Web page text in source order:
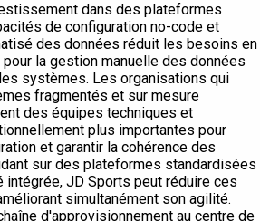
dans des plateformes
de configuration no-code et
des données réduit les besoins en
la gestion manuelle des données
systèmes. Les organisations qui
fragmentés et sur mesure
des équipes techniques et
plus importantes pour
et garantir la cohérence des
sur des plateformes standardisées
intégrée, JD Sports peut réduire ces
simultanément son agilité.
d'approvisionnement au centre de